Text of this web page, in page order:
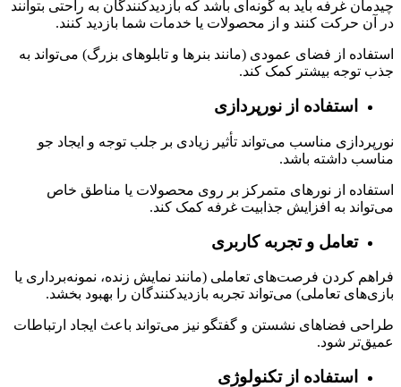
چیدمان غرفه باید به گونه‌ای باشد که بازدیدکنندگان به راحتی بتوانند
در آن حرکت کنند و از محصولات یا خدمات شما بازدید کنند.
استفاده از فضای عمودی (مانند بنرها و تابلوهای بزرگ) می‌تواند به
جذب توجه بیشتر کمک کند.
استفاده از نورپردازی
نورپردازی مناسب می‌تواند تأثیر زیادی بر جلب توجه و ایجاد جو
مناسب داشته باشد.
استفاده از نورهای متمرکز بر روی محصولات یا مناطق خاص
می‌تواند به افزایش جذابیت غرفه کمک کند.
تعامل و تجربه کاربری
فراهم کردن فرصت‌های تعاملی (مانند نمایش زنده، نمونه‌برداری یا
بازی‌های تعاملی) می‌تواند تجربه بازدیدکنندگان را بهبود بخشد.
طراحی فضاهای نشستن و گفتگو نیز می‌تواند باعث ایجاد ارتباطات
عمیق‌تر شود.
استفاده از تکنولوژی